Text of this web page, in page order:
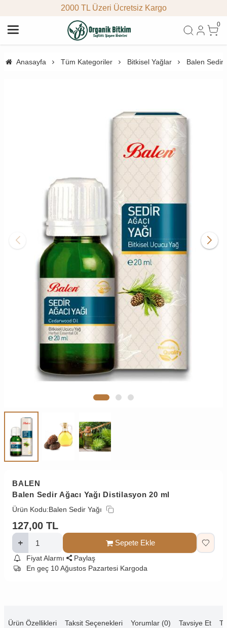
2000 TL Üzeri Ücretsiz Kargo
0
Anasayfa Tüm Kategoriler Bitkisel Yağlar Balen Sedir
BALEN
Balen Sedir Ağacı Yağı Distilasyon 20 ml
Ürün Kodu:Balen Sedir Yağı
127,00 TL
Sepete Ekle
Fiyat Alarmı
Paylaş
En geç 10 Ağustos Pazartesi Kargoda
Ürün Özellikleri Taksit Seçenekleri Yorumlar (0) Tavsiye Et